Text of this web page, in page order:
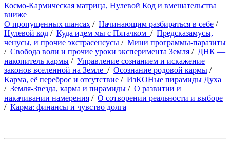
Космо-Кармическая матрица, Нулевой Код и вмешательства
вниже
О пропущенных шансах / Начинающим разбираться в себе /
Нулевой код / Куда идем мы с Пятачком / Предсказамусы,
ченусы, и прочие экстрасенсусы / Мини программы-паразиты
/ Свобода воли и прочие уроки эксперимента Земля / ДНК —
накопитель кармы / Управление сознанием и искажение
законов вселенной на Земле / Осознание родовой кармы /
Карма, её переброс и отсутствие / ИзКОНые пирамиды Духа
/ Земля-Звезда, карма и пирамиды / О развитии и
накачивании намерения / О сотворении реальности и выборе
/ Карма: финансы и чувство долга